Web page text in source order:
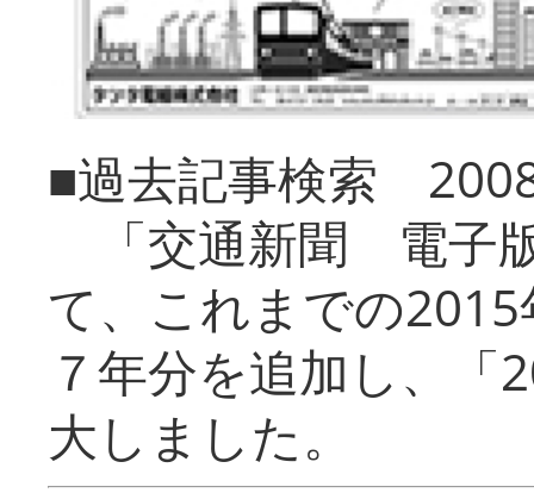
■過去記事検索
「交通新聞 電子
て、これまでの
７年分を追加し、「
大しまし